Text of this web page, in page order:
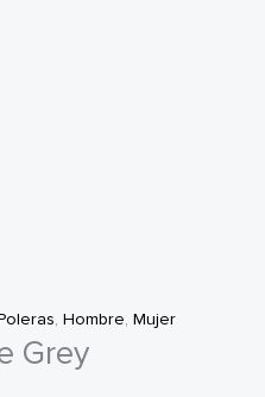
, Hombre, Mujer
Grey